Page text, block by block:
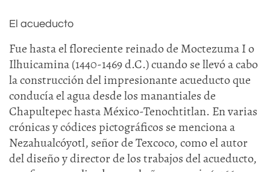
El acueducto
Fue hasta el floreciente reinado de Moctezuma I o
Ilhuicamina (1440-1469 d.C.) cuando se llevó a cabo
la construcción del impresionante acueducto que
conducía el agua desde los manantiales de
Chapultepec hasta México-Tenochtitlan. En varias
crónicas y códices pictográficos se menciona a
Nezahualcóyotl, señor de Texcoco, como el autor
del diseño y director de los trabajos del acueducto,